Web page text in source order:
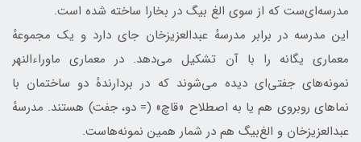
مدرسه‌ای‌ست که از سوی الغ بیگ در بخارا ساخته شده‌ است.
این مدرسه در برابر مدرسهٔ عبدالعزیزخان جای دارد و یک مجموعهٔ
معماری یگانه را با آن تشکیل می‌دهد. در معماری ماوراءالنهر
نمونه‌های جفتی‌ای دیده می‌شوند که در بردارندهٔ دو ساختمان با
نماهای روبروی هم یا به اصطلاح «قاچ» (= دو، جفت) هستند. مدرسهٔ
عبدالعزیزخان و الغ‌بیگ هم در شمار همین نمونه‌هاست.